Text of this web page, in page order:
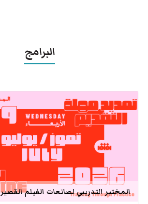
البرامج
المختبر التدريبي لصانعات الفيلم القصير